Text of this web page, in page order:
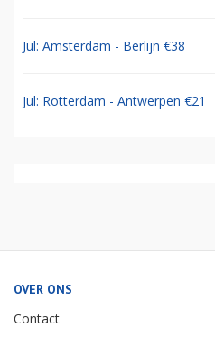
Jul: Amsterdam - Berlijn €38
Jul: Rotterdam - Antwerpen €21
OVER ONS
Contact